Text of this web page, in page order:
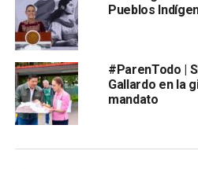
panista, informaron que la
parlamentario era favorable; sin
proceso de recuperación
ya había sido vacunado con
mes de abril.
Con información deEl Universal.
Pueblos
#ParenTodo |
Gallardo en la
mandato